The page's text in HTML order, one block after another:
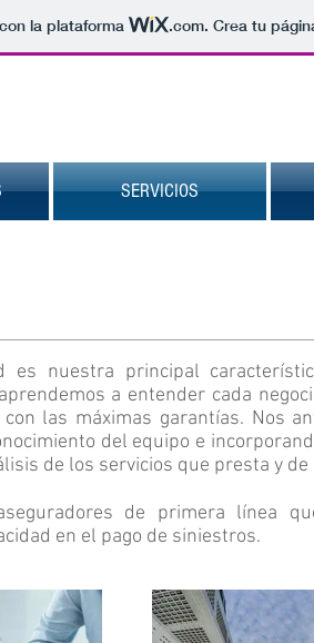
la plataforma .com. Crea tu
SERVICIOS
es nuestra principal
a entender cada
las máximas garantías. Nos
del equipo e
de los servicios que presta y
de primera línea
en el pago de siniestros.